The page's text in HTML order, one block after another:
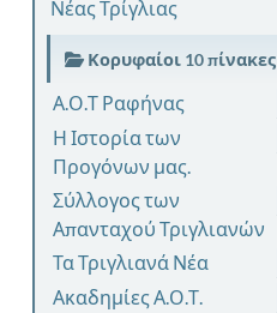
Νέας Τρίγλιας
Κορυφαίοι 10 πίνακες
Α.Ο.Τ Ραφήνας
Η Ιστορία των
Προγόνων μας.
Σύλλογος των
Απανταχού Τριγλιανών
Τα Τριγλιανά Νέα
Ακαδημίες Α.Ο.Τ.